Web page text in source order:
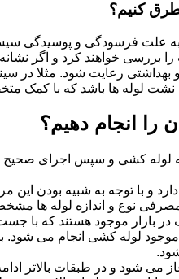
کنیم؟
علت فرسودگی و پوسیدگی
خواهند کرد و اگر
رعایت شود. مثلا در
نشت لوله ها باشد که با کمک
را انجام دهیم؟
لوله کشی و سپس اجرای صحیح
و با توجه به شبیه بودن این
نوع و اندازه لوله ها
در بازار موجود هستند که با
لوله کشی انجام می شود.
می شود و در طبقات بالاتر